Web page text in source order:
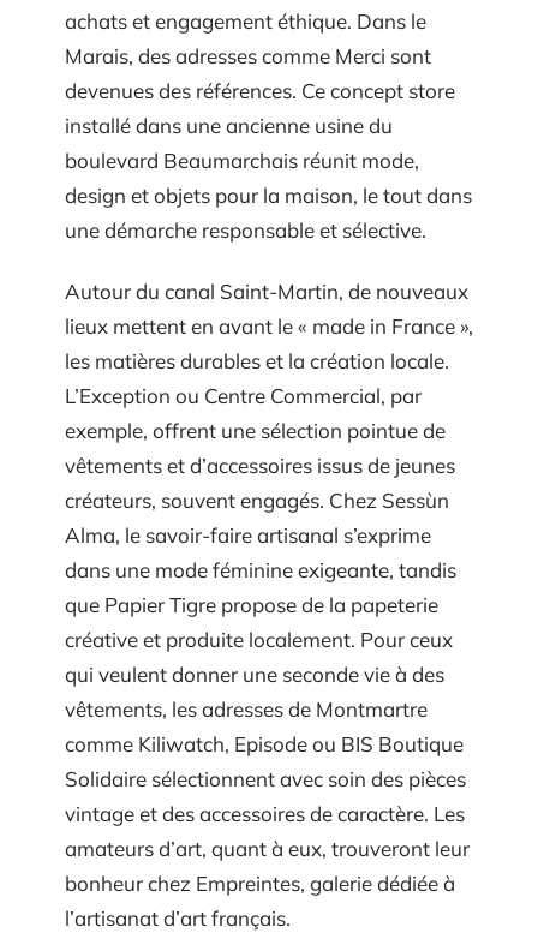
achats et engagement éthique. Dans le
Marais, des adresses comme Merci sont
devenues des références. Ce concept store
installé dans une ancienne usine du
boulevard Beaumarchais réunit mode,
design et objets pour la maison, le tout dans
une démarche responsable et sélective.
Autour du canal Saint-Martin, de nouveaux
lieux mettent en avant le « made in France »,
les matières durables et la création locale.
L’Exception ou Centre Commercial, par
exemple, offrent une sélection pointue de
vêtements et d’accessoires issus de jeunes
créateurs, souvent engagés. Chez Sessùn
Alma, le savoir-faire artisanal s’exprime
dans une mode féminine exigeante, tandis
que Papier Tigre propose de la papeterie
créative et produite localement. Pour ceux
qui veulent donner une seconde vie à des
vêtements, les adresses de Montmartre
comme Kiliwatch, Episode ou BIS Boutique
Solidaire sélectionnent avec soin des pièces
vintage et des accessoires de caractère. Les
amateurs d’art, quant à eux, trouveront leur
bonheur chez Empreintes, galerie dédiée à
l’artisanat d’art français.